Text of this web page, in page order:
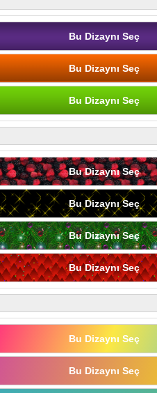
Bu Dizaynı Seç
Bu Dizaynı Seç
Bu Dizaynı Seç
Bu Dizaynı Seç
Bu Dizaynı Seç
Bu Dizaynı Seç
Bu Dizaynı Seç
Bu Dizaynı Seç
Bu Dizaynı Seç